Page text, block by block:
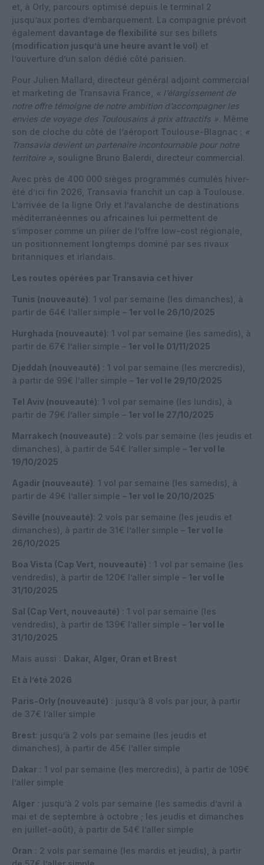
et, à Orly, parcours optimisé depuis le terminal 2
jusqu’aux portes d’embarquement. La compagnie prévoit
également davantage de flexibilité sur ses billets
(modification jusqu’à une heure avant le vol) et
l’ouverture d’un salon dédié côté parisien.
Pour Julien Mallard, directeur général adjoint commercial
et marketing de Transavia France,
« l’élargissement de
notre offre témoigne de notre ambition d’accompagner les
envies de voyage des Toulousains à prix attractifs ». Même
son de cloche du côté de l’aéroport Toulouse-Blagnac : «
Transavia devient un partenaire incontournable pour notre
territoire » , souligne Bruno Balerdi, directeur commercial.
Avec près de 400 000 sièges programmés cumulés hiver-
été d’ici fin 2026, Transavia franchit un cap à Toulouse.
L’arrivée de la ligne Orly et l’avalanche de destinations
méditerranéennes ou africaines lui permettent de
s’imposer comme un pilier de l’offre low-cost régionale,
un positionnement longtemps dominé par ses rivaux
britanniques et irlandais.
Les routes opérées par Transavia cet hiver
Tunis (nouveauté): 1 vol par semaine (les dimanches), à
partir de 64€ l’aller simple – 1er vol le 26/10/2025
Hurghada (nouveauté): 1 vol par semaine (les samedis), à
partir de 67€ l’aller simple – 1er vol le 01/11/2025
Djeddah (nouveauté) : 1 vol par semaine (les mercredis),
à partir de 99€ l’aller simple – 1er vol le 29/10/2025
Tel Aviv (nouveauté): 1 vol par semaine (les lundis), à
partir de 79€ l’aller simple – 1er vol le 27/10/2025
Marrakech (nouveauté) : 2 vols par semaine (les jeudis et
dimanches), à partir de 54€ l’aller simple – 1er vol le
19/10/2025
Agadir (nouveauté): 1 vol par semaine (les samedis), à
partir de 49€ l’aller simple – 1er vol le 20/10/2025
Séville (nouveauté): 2 vols par semaine (les jeudis et
dimanches), à partir de 31€ l’aller simple – 1er vol le
26/10/2025
Boa Vista (Cap Vert, nouveauté) : 1 vol par semaine (les
vendredis), à partir de 120€ l’aller simple – 1er vol le
31/10/2025
Sal (Cap Vert, nouveauté) : 1 vol par semaine (les
vendredis), à partir de 139€ l’aller simple – 1er vol le
31/10/2025
Mais aussi : Dakar, Alger, Oran et Brest
Et à l’été 2026
Paris-Orly (nouveauté) : jusqu’à 8 vols par jour, à partir
de 37€ l’aller simple
Brest: jusqu’à 2 vols par semaine (les jeudis et
dimanches), à partir de 45€ l’aller simple
Dakar : 1 vol par semaine (les mercredis), à partir de 109€
l’aller simple
Alger : jusqu’à 2 vols par semaine (les samedis d’avril à
mai et de septembre à octobre ; les jeudis et dimanches
en juillet-août), à partir de 54€ l’aller simple
Oran : 2 vols par semaine (les mardis et jeudis), à partir